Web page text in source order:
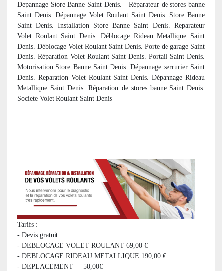
Depannage Store Banne Saint Denis. Réparateur de stores banne
Saint Denis. Dépannage Volet Roulant Saint Denis. Store Banne
Saint Denis. Installation Store Banne Saint Denis. Reparateur
Volet Roulant Saint Denis. Déblocage Rideau Metallique Saint
Denis. Déblocage Volet Roulant Saint Denis. Porte de garage Saint
Denis. Réparation Volet Roulant Saint Denis. Portail Saint Denis.
Motorisation Store Banne Saint Denis. Dépannage serrurier Saint
Denis. Reparation Volet Roulant Saint Denis. Dépannage Rideau
Metallique Saint Denis. Réparation de stores banne Saint Denis.
Societe Volet Roulant Saint Denis
Tarifs :
- Devis gratuit
- DEBLOCAGE VOLET ROULANT 69,00 €
- DEBLOCAGE RIDEAU METALLIQUE 190,00 €
- DEPLACEMENT 50,00€